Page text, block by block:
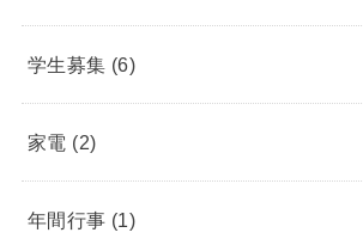
学生募集 (6)
家電 (2)
年間行事 (1)